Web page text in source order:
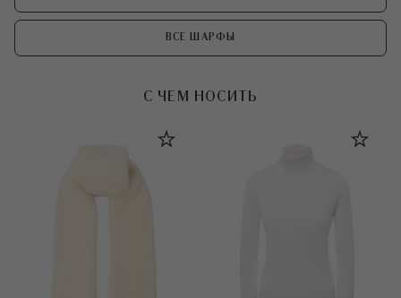
ВСЕ ШАРФЫ
С ЧЕМ НОСИТЬ